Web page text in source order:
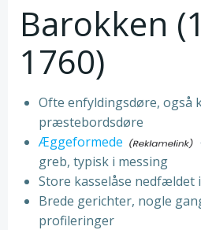
Barokken
1760)
Ofte enfyldingsdøre, også
præstebordsdøre
Æggeformede
greb, typisk i messing
Store kasselåse nedfældet
Brede gerichter, nogle
profileringer